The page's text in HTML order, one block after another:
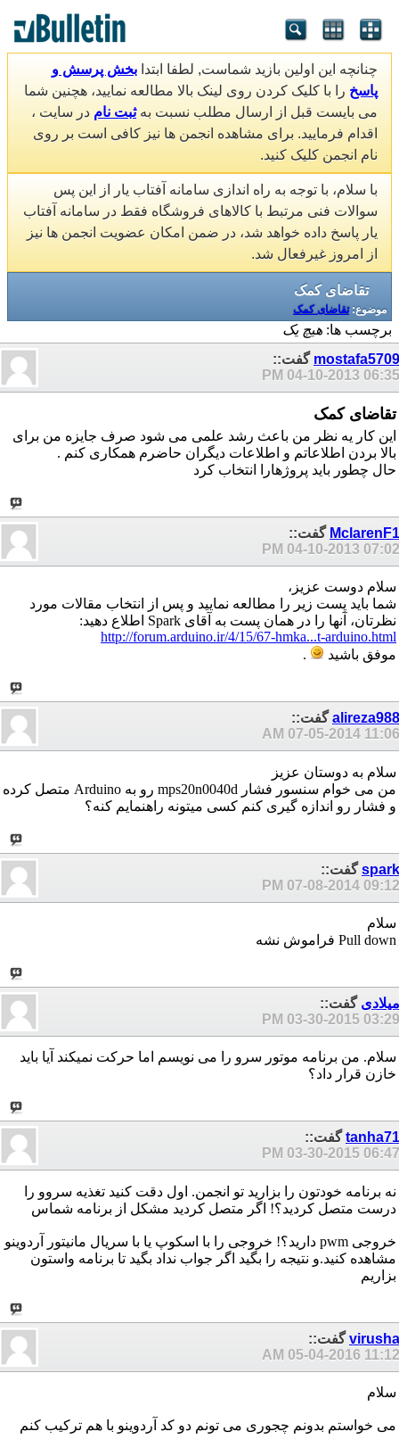
چنانچه این اولین بازید شماست, لطفا ابتدا بخش پرسش و
پاسخ را با کلیک کردن روی لینک بالا مطالعه نمایید، هچنین شما
می بایست قبل از ارسال مطلب نسبت بهثبت نام در سایت ،
اقدام فرمایید. برای مشاهده انجمن ها نیز کافی است بر روی
نام انجمن کلیک کنید.
با سلام، با توجه به راه اندازی سامانه آفتاب یار از این پس
سوالات فنی مرتبط با کالاهای فروشگاه فقط در سامانه آفتاب
یار پاسخ داده خواهد شد، در ضمن امکان عضویت انجمن ها نیز
از امروز غیرفعال شد.
تقاضای کمک
موضوع:تقاضای کمک
برچسب ها: هیچ یک
mostafa5709 گفت::
04-10-2013 06:35 PM
تقاضای کمک
این کار یه نظر من باعث رشد علمی می شود صرف جایزه من برای
بالا بردن اطلاعاتم و اطلاعات دیگران حاضرم همکاری کنم .
حال چطور باید پروژهارا انتخاب کرد
MclarenF1 گفت::
04-10-2013 07:02 PM
سلام دوست عزیز،
شما باید پست زیر را مطالعه نمایید و پس از انتخاب مقالات مورد
نظرتان، آنها را در همان پست به آقای Spark اطلاع دهید:
http://forum.arduino.ir/4/15/67-hmka...t-arduino.html
موفق باشید
.
alireza988گفت::
07-05-2014 11:06 AM
سلام به دوستان عزیز
من می خوام سنسور فشار mps20n0040d رو به Arduino متصل کرده
و فشار رو اندازه گیری کنم کسی میتونه راهنمایم کنه؟
sparkگفت::
07-08-2014 09:12 PM
سلام
Pull down فراموش نشه
میلادی گفت::
03-30-2015 03:29 PM
سلام. من برنامه موتور سرو را می نویسم اما حرکت نمیکند آیا باید
خازن قرار داد؟
tanha71گفت::
03-30-2015 06:47 PM
نه برنامه خودتون را بزارید تو انجمن. اول دقت کنید تغذیه سروو را
درست متصل کردید؟! اگر متصل کردید مشکل از برنامه شماس
خروجی pwm دارید؟! خروجی را با اسکوپ یا با سریال مانیتور آردوینو
مشاهده کنید.و نتیجه را بگید اگر جواب نداد بگید تا برنامه واستون
بزاریم
virushaگفت::
05-04-2016 11:12 AM
سلام
می خواستم بدونم چجوری می تونم دو کد آردوینو با هم ترکیب کنم